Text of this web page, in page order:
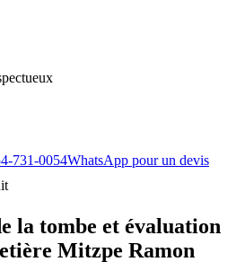
731-0054WhatsApp pour un devis
la tombe et évaluation
Mitzpe Ramon